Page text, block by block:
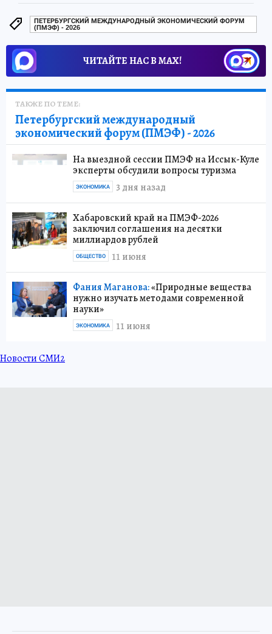
ПЕТЕРБУРГСКИЙ МЕЖДУНАРОДНЫЙ ЭКОНОМИЧЕСКИЙ ФОРУМ
(ПМЭФ) - 2026
ЧИТАЙТЕ НАС В МАХ!
ТАКЖЕ ПО ТЕМЕ:
Петербургский международный
экономический форум (ПМЭФ) - 2026
На выездной сессии ПМЭФ на Иссык-Куле
эксперты обсудили вопросы туризма
3 дня назад
ЭКОНОМИКА
Хабаровский край на ПМЭФ-2026
заключил соглашения на десятки
миллиардов рублей
11 июня
ОБЩЕСТВО
Фания Маганова:«Природные вещества
нужно изучать методами современной
науки»
11 июня
ЭКОНОМИКА
Новости СМИ2